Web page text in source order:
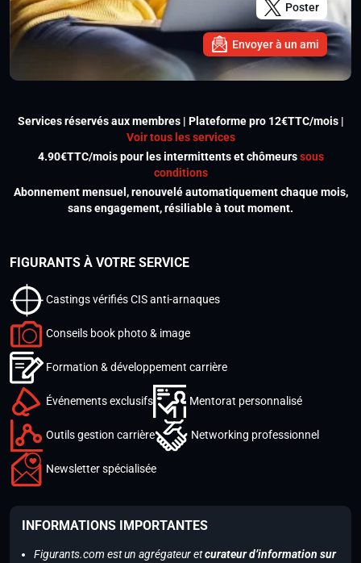
Poster
Envoyer à un ami
Services réservés aux membres | Plateforme pro 12€TTC/mois |
Voir tous les services
4.90€TTC/mois pour les intermittents et chômeurssous
conditions
Abonnement mensuel, renouvelé automatiquement chaque mois,
sans engagement, résiliable à tout moment.
FIGURANTS À VOTRE SERVICE
Castings vérifiés CIS anti-arnaques
Conseils book photo & image
Formation & développement carrière
Événements exclusifs Mentorat personnalisé
Outils gestion carrière Networking professionnel
Newsletter spécialisée
INFORMATIONS IMPORTANTES
Figurants.com est un agrégateur etcurateur d’information sur